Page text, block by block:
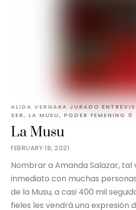
FEBRUARY 18, 2021
La Musu
ALIDA VERGARA JURADO
SER, LA MUSU, PODER FEMENINO 0
Nombrar a Amanda Salazar, tal
inmediato con muchas
de la Musu, a casi 400 mil
fieles les vendrá una expresión